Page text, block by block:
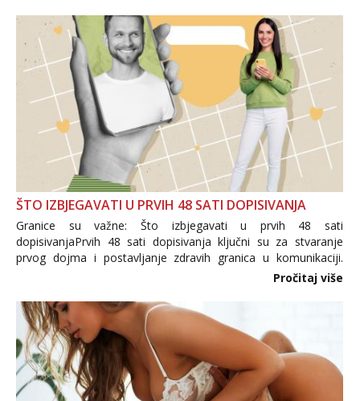
ŠTO IZBJEGAVATI U PRVIH 48 SATI DOPISIVANJA
Granice su važne: Što izbjegavati u prvih 48 sati
dopisivanjaPrvih 48 sati dopisivanja ključni su za stvaranje
prvog dojma i postavljanje zdravih granica u komunikaciji.
Važno je izbjeći prebrzo otkrivanje osobnih ili intimnih
informacija, jer nepoznata osoba još nije zaslužila to
povjerenje. Takođe...
Pročitaj više